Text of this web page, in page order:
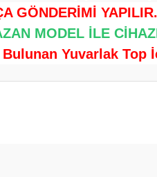
GÖNDERİMİ YAPILIR.
MODEL İLE
Yuvarlak Top